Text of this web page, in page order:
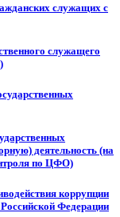
служащих с
служащего
деятельность (на
по ЦФО)
коррупции
Федерации